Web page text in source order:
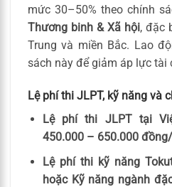
mức 30–50% theo chính
Thương binh & Xã hội, đặc
Trung và miền Bắc. Lao
sách này để giảm áp lực tài
Lệ phí thi JLPT, kỹ năng và
Lệ phí thi JLPT tại
450.000 – 650.000
Lệ phí thi kỹ năng
hoặc Kỹ năng ngành